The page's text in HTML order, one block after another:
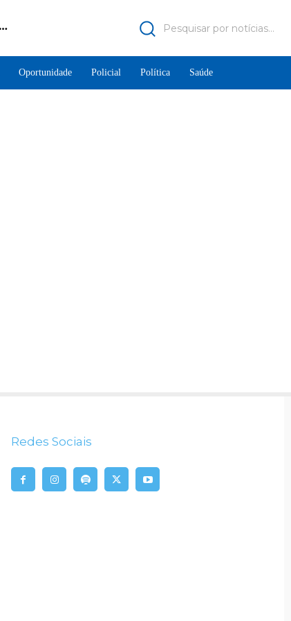
Pesquisar por notícias...
Oportunidade Policial Política Saúde
Redes Sociais